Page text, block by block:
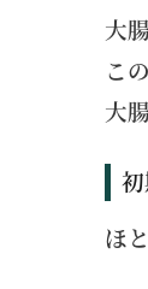
大
こ
大
ほ